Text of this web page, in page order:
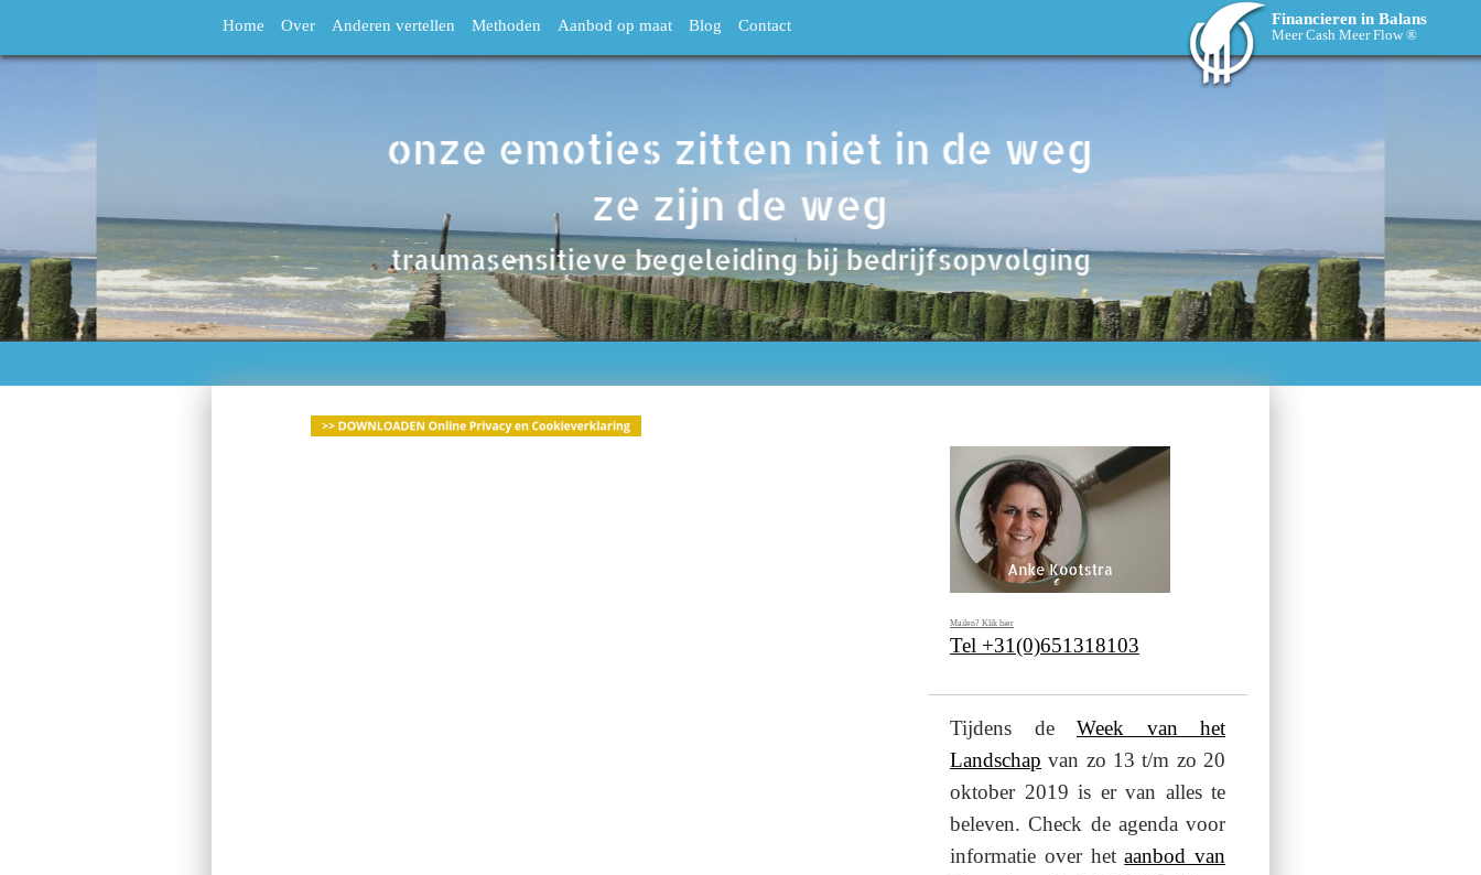
Home Over Anderen vertellen Methoden Aanbod op maat Blog Contact Financieren in Balans
Meer Cash Meer Flow ®
Mailen? Klik hier
Tel +31(0)651318103
Tijdens de Week van het
Landschap van zo 13 t/m zo 20
oktober 2019 is er van alles te
beleven. Check de agenda voor
informatie over hetaanbod van